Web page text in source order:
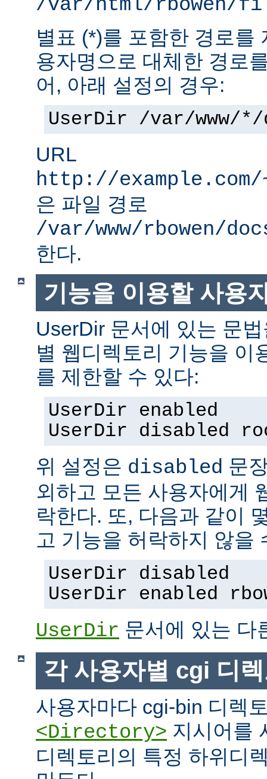
/var/html/rbowen/
별표 (*)를 포함한 경로를
용자명으로 대체한 경로
어, 아래 설정의 경우:
UserDir /var/www/*/
URL
http://
은 파일 경로
/var/www/rbowen/
한다.
기능을 이용할 사용
UserDir 문서에 있는 문
별 웹디렉토리 기능을 이
를 제한할 수 있다:
UserDir enabled
UserDir disabled
위 설정은 disabled 문
외하고 모든 사용자에게
락한다. 또, 다음과 같이
고 기능을 허락하지 않을
UserDir disabled
UserDir enabled
UserDir 문서에 있는 다
각 사용자별 cgi 디
사용자마다 cgi-bin 디렉
<Directory> 지시어를
디렉토리의 특정 하위디